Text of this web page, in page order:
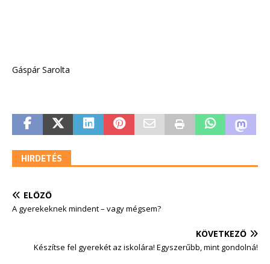
Gáspár Sarolta
HIRDETÉS
ELŐZŐ
A gyerekeknek mindent – vagy mégsem?
KÖVETKEZŐ
Készítse fel gyerekét az iskolára! Egyszerűbb, mint gondolná!